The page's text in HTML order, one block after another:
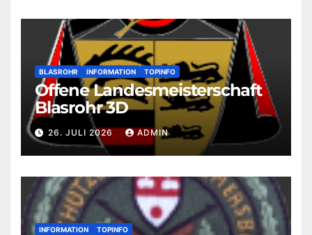
BLASROHR INFORMATION TOPINFO
Offene Landesmeisterschaft
Blasrohr 3D
26. JULI 2026 ADMIN
INFORMATION TOPINFO